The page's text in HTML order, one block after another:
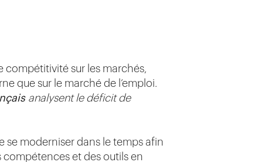
sur les marchés,
que sur le marché de l’emploi.
analysent le déficit de
se moderniser dans le temps afin
et des outils en